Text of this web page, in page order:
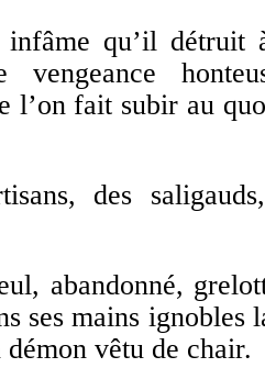
qu’il détruit
vengeance
l’on fait subir au
des
abandonné,
ses mains ignobles
vêtu de chair.